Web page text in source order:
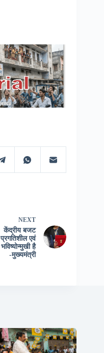
NEXT
केंद्रीय बजट
प्रगतिशील एवं
भविष्योन्मुखी है
-मुख्यमंत्री